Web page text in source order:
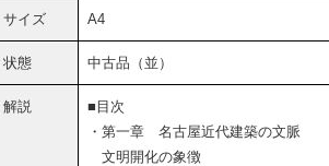
サイズ A4
状態 中古品（並）
解説
■目次
・第一章 名古屋近代建築の文脈
文明開化の象徴